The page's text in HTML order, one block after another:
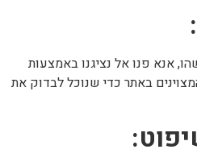
אנא פנו אל נציגנו באמצעות
באתר כדי שנוכל לבדוק את